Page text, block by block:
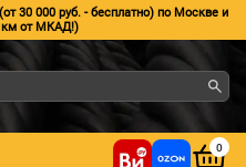
30 000 руб. - бесплатно) по Москве и
км от МКАД!)
0